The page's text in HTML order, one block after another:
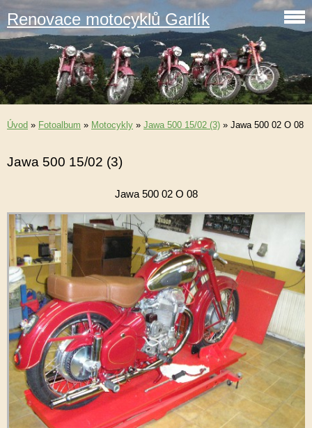
Renovace motocyklů Garlík
Úvod » Fotoalbum » Motocykly » Jawa 500 15/02 (3) » Jawa 500 02 O 08
Jawa 500 15/02 (3)
Jawa 500 02 O 08